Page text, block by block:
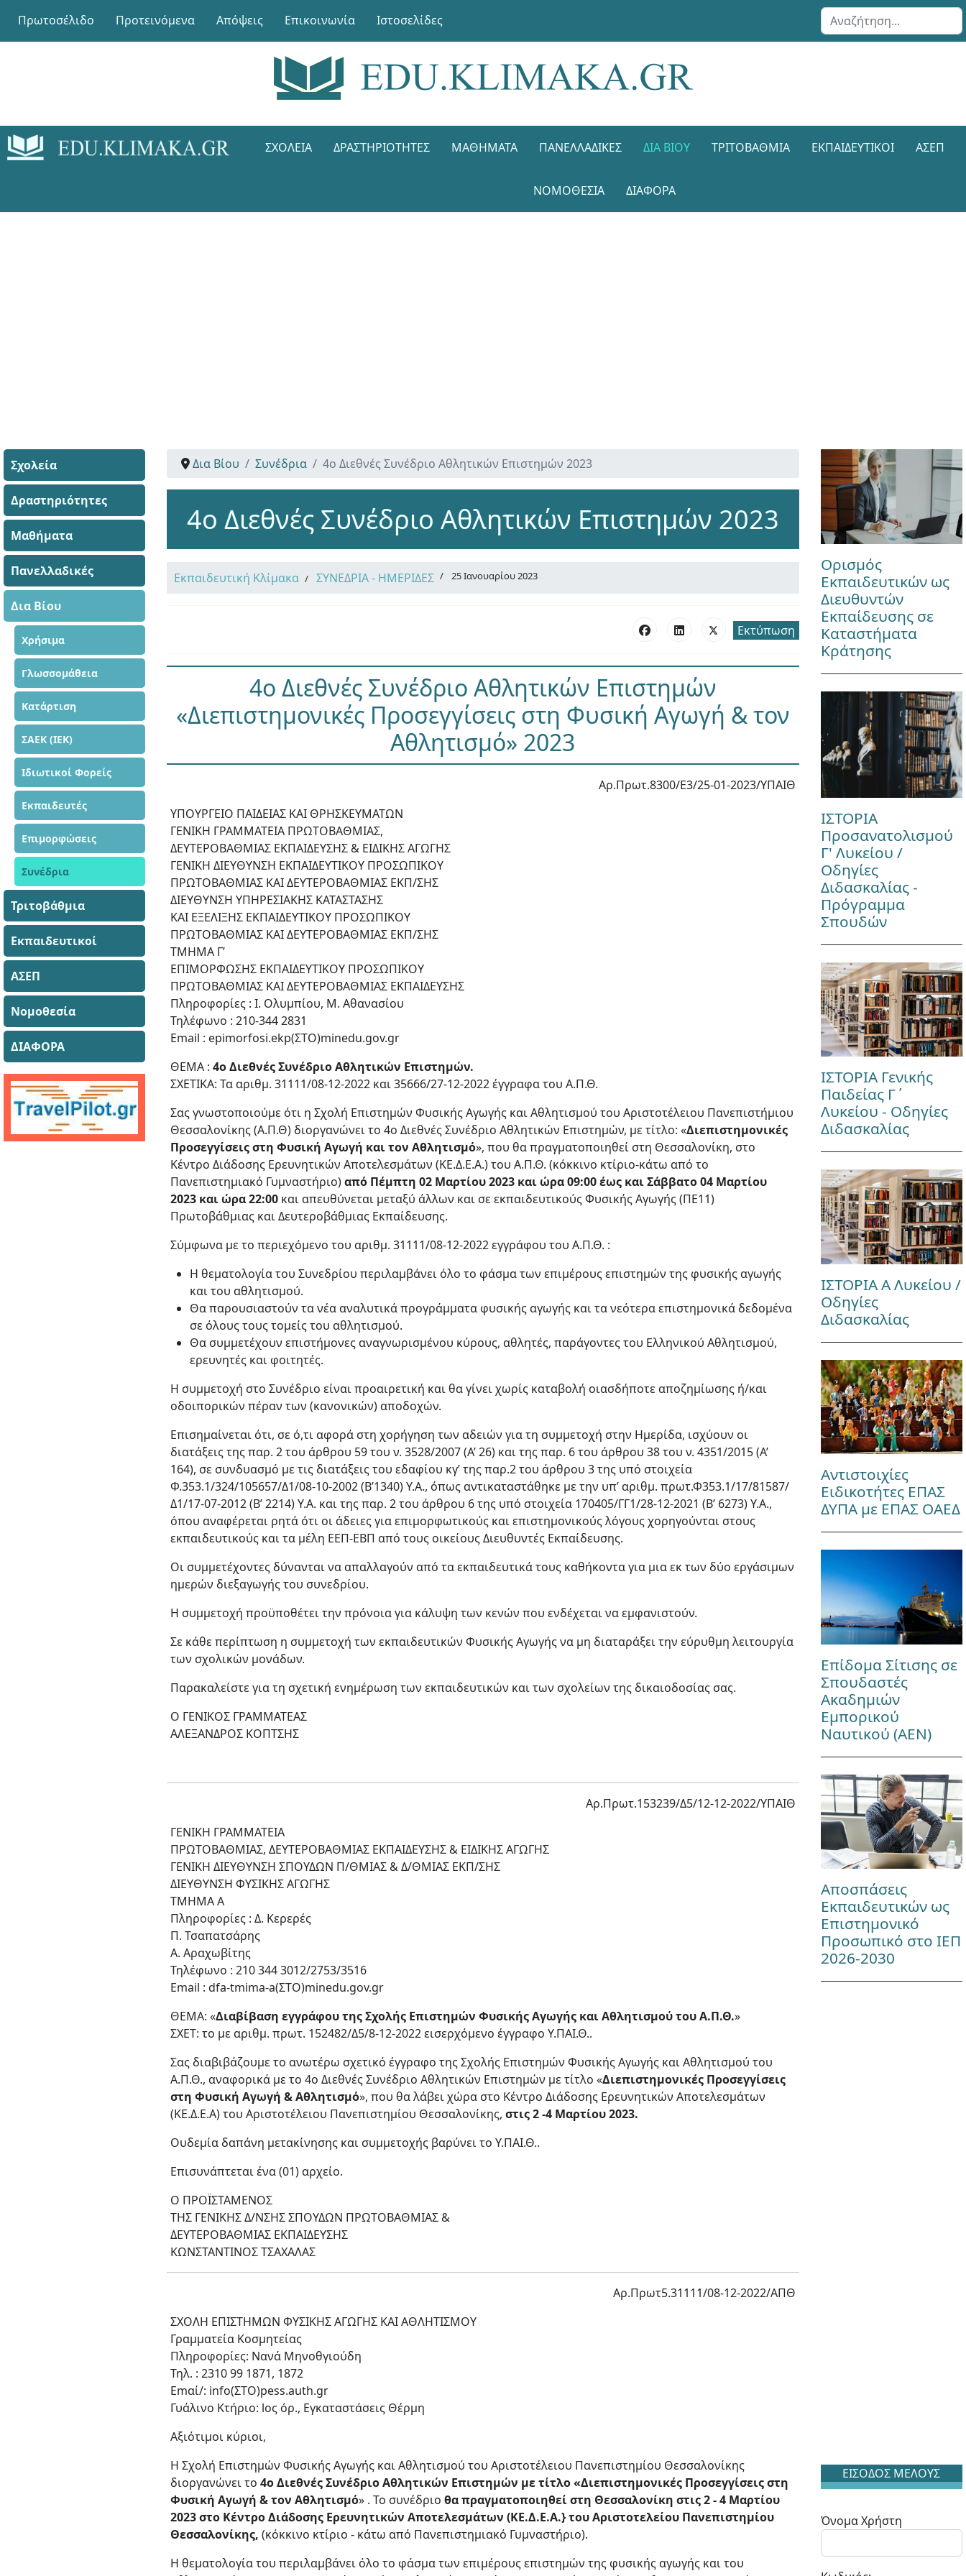
Πρωτοσέλιδο Προτεινόμενα Απόψεις Επικοινωνία Ιστοσελίδες Αναζήτηση...
ΣΧΟΛΕΊΑ ΔΡΑΣΤΗΡΙΌΤΗΤΕΣ ΜΑΘΉΜΑΤΑ ΠΑΝΕΛΛΑΔΙΚΈΣ ΔΙΑ ΒΊΟΥ ΤΡΙΤΟΒΆΘΜΙΑ ΕΚΠΑΙΔΕΥΤΙΚΟΊ ΑΣΕΠ
ΝΟΜΟΘΕΣΊΑ ΔΙΑΦΟΡΑ
Σχολεία
Δραστηριότητες
Μαθήματα
Πανελλαδικές
Δια Βίου
Χρήσιμα
Γλωσσομάθεια
Κατάρτιση
ΣΑΕΚ (ΙΕΚ)
Ιδιωτικοί Φορείς
Εκπαιδευτές
Επιμορφώσεις
Συνέδρια
Τριτοβάθμια
Εκπαιδευτικοί
ΑΣΕΠ
Νομοθεσία
ΔΙΑΦΟΡΑ
Δια Βίου Συνέδρια 4ο Διεθνές Συνέδριο Αθλητικών Επιστημών 2023
4ο Διεθνές Συνέδριο Αθλητικών Επιστημών 2023
Εκπαιδευτική Κλίμακα ΣΥΝΕΔΡΙΑ - ΗΜΕΡΙΔΕΣ 25 Ιανουαρίου 2023
Εκτύπωση
4ο Διεθνές Συνέδριο Αθλητικών Επιστημών
«Διεπιστημονικές Προσεγγίσεις στη Φυσική Αγωγή & τον
Αθλητισμό» 2023
Αρ.Πρωτ.8300/Ε3/25-01-2023/ΥΠΑΙΘ
ΥΠΟΥΡΓΕΙΟ ΠΑΙΔΕΙΑΣ ΚΑΙ ΘΡΗΣΚΕΥΜΑΤΩΝ
ΓΕΝΙΚΗ ΓΡΑΜΜΑΤΕΙΑ ΠΡΩΤΟΒΑΘΜΙΑΣ,
ΔΕΥΤΕΡΟΒΑΘΜΙΑΣ ΕΚΠΑΙΔΕΥΣΗΣ & ΕΙΔΙΚΗΣ ΑΓΩΓΗΣ
ΓΕΝΙΚΗ ΔΙΕΥΘΥΝΣΗ ΕΚΠΑΙΔΕΥΤΙΚΟΥ ΠΡΟΣΩΠΙΚΟΥ
ΠΡΩΤΟΒΑΘΜΙΑΣ ΚΑΙ ΔΕΥΤΕΡΟΒΑΘΜΙΑΣ ΕΚΠ/ΣΗΣ
ΔΙΕΥΘΥΝΣΗ ΥΠΗΡΕΣΙΑΚΗΣ ΚΑΤΑΣΤΑΣΗΣ
ΚΑΙ ΕΞΕΛΙΞΗΣ ΕΚΠΑΙΔΕΥΤΙΚΟΥ ΠΡOΣΩΠΙΚΟΥ
ΠΡΩΤΟΒΑΘΜΙΑΣ ΚΑΙ ΔΕΥΤΕΡΟΒΑΘΜΙΑΣ ΕΚΠ/ΣΗΣ
ΤΜΗΜΑ Γ’
ΕΠΙΜΟΡΦΩΣΗΣ ΕΚΠΑΙΔΕΥΤΙΚΟΥ ΠΡΟΣΩΠΙΚΟΥ
ΠΡΩΤΟΒΑΘΜΙΑΣ ΚΑΙ ΔΕΥΤΕΡΟΒΑΘΜΙΑΣ ΕΚΠΑΙΔΕΥΣΗΣ
Πληροφορίες : Ι. Ολυμπίου, Μ. Αθανασίου
Τηλέφωνο : 210-344 2831
Email : epimorfosi.ekp(ΣΤΟ)minedu.gov.gr
ΘΕΜΑ :4o Διεθνές Συνέδριο Αθλητικών Επιστημών.
ΣΧΕΤΙΚΑ: Τα αριθμ. 31111/08-12-2022 και 35666/27-12-2022 έγγραφα του Α.Π.Θ.
Σας γνωστοποιούμε ότι η Σχολή Επιστημών Φυσικής Αγωγής και Αθλητισμού του Αριστοτέλειου Πανεπιστήμιου
Θεσσαλονίκης (Α.Π.Θ) διοργανώνει το 4ο Διεθνές Συνέδριο Αθλητικών Επιστημών, με τίτλο: «Διεπιστημονικές
Προσεγγίσεις στη Φυσική Αγωγή και τον Αθλητισμό», που θα πραγματοποιηθεί στη Θεσσαλονίκη, στο
Κέντρο Διάδοσης Ερευνητικών Αποτελεσμάτων (ΚΕ.Δ.Ε.Α.) του Α.Π.Θ. (κόκκινο κτίριο-κάτω από το
Πανεπιστημιακό Γυμναστήριο)από Πέμπτη 02 Μαρτίου 2023 και ώρα 09:00 έως και Σάββατο 04 Μαρτίου
2023 και ώρα 22:00 και απευθύνεται μεταξύ άλλων και σε εκπαιδευτικούς Φυσικής Αγωγής (ΠΕ11)
Πρωτοβάθμιας και Δευτεροβάθμιας Εκπαίδευσης.
Σύμφωνα με το περιεχόμενο του αριθμ. 31111/08-12-2022 εγγράφου του Α.Π.Θ. :
Η θεματολογία του Συνεδρίου περιλαμβάνει όλο το φάσμα των επιμέρους επιστημών της φυσικής αγωγής
και του αθλητισμού.
Θα παρουσιαστούν τα νέα αναλυτικά προγράμματα φυσικής αγωγής και τα νεότερα επιστημονικά δεδομένα
σε όλους τους τομείς του αθλητισμού.
Θα συμμετέχουν επιστήμονες αναγνωρισμένου κύρους, αθλητές, παράγοντες του Ελληνικού Αθλητισμού,
ερευνητές και φοιτητές.
Η συμμετοχή στο Συνέδριο είναι προαιρετική και θα γίνει χωρίς καταβολή οιασδήποτε αποζημίωσης ή/και
οδοιπορικών πέραν των (κανονικών) αποδοχών.
Επισημαίνεται ότι, σε ό,τι αφορά στη χορήγηση των αδειών για τη συμμετοχή στην Ημερίδα, ισχύουν οι
διατάξεις της παρ. 2 του άρθρου 59 του ν. 3528/2007 (Α’ 26) και της παρ. 6 του άρθρου 38 του ν. 4351/2015 (Α’
164), σε συνδυασμό με τις διατάξεις του εδαφίου κγ’ της παρ.2 του άρθρου 3 της υπό στοιχεία
Φ.353.1/324/105657/Δ1/08-10-2002 (Β’1340) Υ.Α., όπως αντικαταστάθηκε με την υπ’ αριθμ. πρωτ.Φ353.1/17/81587/
Δ1/17-07-2012 (Β’ 2214) Υ.Α. και της παρ. 2 του άρθρου 6 της υπό στοιχεία 170405/ΓΓ1/28-12-2021 (Β’ 6273) Υ.Α.,
όπου αναφέρεται ρητά ότι οι άδειες για επιμορφωτικούς και επιστημονικούς λόγους χορηγούνται στους
εκπαιδευτικούς και τα μέλη ΕΕΠ-ΕΒΠ από τους οικείους Διευθυντές Εκπαίδευσης.
Οι συμμετέχοντες δύνανται να απαλλαγούν από τα εκπαιδευτικά τους καθήκοντα για μια εκ των δύο εργάσιμων
ημερών διεξαγωγής του συνεδρίου.
Η συμμετοχή προϋποθέτει την πρόνοια για κάλυψη των κενών που ενδέχεται να εμφανιστούν.
Σε κάθε περίπτωση η συμμετοχή των εκπαιδευτικών Φυσικής Αγωγής να μη διαταράξει την εύρυθμη λειτουργία
των σχολικών μονάδων.
Παρακαλείστε για τη σχετική ενημέρωση των εκπαιδευτικών και των σχολείων της δικαιοδοσίας σας.
Ο ΓΕΝΙΚΟΣ ΓΡΑΜΜΑΤΕΑΣ
ΑΛΕΞΑΝΔΡΟΣ ΚΟΠΤΣΗΣ
Αρ.Πρωτ.153239/Δ5/12-12-2022/ΥΠΑΙΘ
ΓΕΝΙΚΗ ΓΡΑΜΜΑΤΕΙΑ
ΠΡΩΤΟΒΑΘΜΙΑΣ, ΔΕΥΤΕΡΟΒΑΘΜΙΑΣ ΕΚΠΑΙΔΕΥΣΗΣ & ΕΙΔΙΚΗΣ ΑΓΩΓΗΣ
ΓΕΝΙΚΗ ΔΙΕΥΘΥΝΣΗ ΣΠΟΥΔΩΝ Π/ΘΜΙΑΣ & Δ/ΘΜΙΑΣ ΕΚΠ/ΣΗΣ
ΔΙΕΥΘΥΝΣΗ ΦΥΣΙΚΗΣ ΑΓΩΓΗΣ
ΤΜΗΜΑ Α
Πληροφορίες : Δ. Κερερές
Π. Τσαπατσάρης
Α. Αραχωβίτης
Τηλέφωνο : 210 344 3012/2753/3516
Email : dfa-tmima-a(ΣΤΟ)minedu.gov.gr
ΘΕΜΑ: «Διαβίβαση εγγράφου της Σχολής Επιστημών Φυσικής Αγωγής και Αθλητισμού του Α.Π.Θ.»
ΣΧΕΤ: το με αριθμ. πρωτ. 152482/Δ5/8-12-2022 εισερχόμενο έγγραφο Υ.ΠΑΙ.Θ..
Σας διαβιβάζουμε το ανωτέρω σχετικό έγγραφο της Σχολής Επιστημών Φυσικής Αγωγής και Αθλητισμού του
Α.Π.Θ., αναφορικά με το 4ο Διεθνές Συνέδριο Αθλητικών Επιστημών με τίτλο «Διεπιστημονικές Προσεγγίσεις
στη Φυσική Αγωγή & Αθλητισμό», που θα λάβει χώρα στο Κέντρο Διάδοσης Ερευνητικών Αποτελεσμάτων
(ΚΕ.Δ.Ε.Α) του Αριστοτέλειου Πανεπιστημίου Θεσσαλονίκης,στις 2 -4 Μαρτίου 2023.
Ουδεμία δαπάνη μετακίνησης και συμμετοχής βαρύνει το Υ.ΠΑΙ.Θ..
Επισυνάπτεται ένα (01) αρχείο.
O ΠΡΟΪΣΤΑΜΕΝOΣ
ΤΗΣ ΓΕΝΙΚΗΣ Δ/ΝΣΗΣ ΣΠΟΥΔΩΝ ΠΡΩΤΟΒΑΘΜΙΑΣ &
ΔΕΥΤΕΡΟΒΑΘΜΙΑΣ ΕΚΠΑΙΔΕΥΣΗΣ
ΚΩΝΣΤΑΝΤΙΝΟΣ ΤΣΑΧΑΛΑΣ
Αρ.Πρωτ5.31111/08-12-2022/ΑΠΘ
ΣΧΟΛΗ ΕΠΙΣΤΗΜΩΝ ΦΥΣΙΚΗΣ ΑΓΩΓΗΣ ΚΑΙ ΑΘΛΗΤΙΣΜΟΥ
Γραμματεία Κοσμητείας
Πληροφορίες: Νανά Μηνοθγιούδη
Τηλ. : 2310 99 1871, 1872
Εmαί/: info(ΣΤΟ)pess.auth.gr
Γυάλινο Κτήριο: lος όρ., Εγκαταστάσεις Θέρμη
Αξιότιμοι κύριοι,
Η Σχολή Επιστημών Φυσικής Αγωγής και Αθλητισμού του Αριστοτέλειου Πανεπιστημίου Θεσσαλονίκης
διοργανώνει το 4ο Διεθνές Συνέδριο Αθλητικών Επιστημών με τίτλο «Διεπιστημονικές Προσεγγίσεις στη
Φυσική Αγωγή & τον Αθλητισμό» . Το συνέδριο θα πραγματοποιηθεί στη Θεσσαλονίκη στις 2 - 4 Μαρτίου
2023 στο Κέντρο Διάδοσης Ερευνητικών Αποτελεσμάτων (ΚΕ.Δ.Ε.Α.} του Αριστοτελείου Πανεπιστημίου
Θεσσαλονίκης, (κόκκινο κτίριο - κάτω από Πανεπιστημιακό Γυμναστήριο).
Η θεματολογία του περιλαμβάνει όλο το φάσμα των επιμέρους επιστημών της φυσικής αγωγής και του
Ορισμός
Εκπαιδευτικών ως
Διευθυντών
Εκπαίδευσης σε
Καταστήματα
Κράτησης
ΙΣΤΟΡΙΑ
Προσανατολισμού
Γ' Λυκείου /
Οδηγίες
Διδασκαλίας -
Πρόγραμμα
Σπουδών
ΙΣΤΟΡΙΑ Γενικής
Παιδείας Γ΄
Λυκείου - Οδηγίες
Διδασκαλίας
ΙΣΤΟΡΙΑ Α Λυκείου /
Οδηγίες
Διδασκαλίας
Αντιστοιχίες
Ειδικοτήτες ΕΠΑΣ
ΔΥΠΑ με ΕΠΑΣ ΟΑΕΔ
Επίδομα Σίτισης σε
Σπουδαστές
Ακαδημιών
Εμπορικού
Ναυτικού (ΑΕΝ)
Αποσπάσεις
Εκπαιδευτικών ως
Επιστημονικό
Προσωπικό στο ΙΕΠ
2026-2030
ΕΙΣΟΔΟΣ ΜΕΛΟΥΣ
Όνομα Χρήστη